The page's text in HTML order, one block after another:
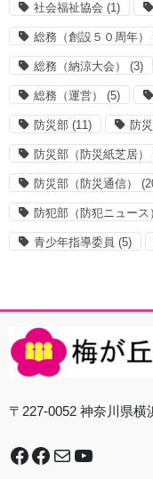
社会福祉協会 (1)
総務（創設５０周年）
総務（納涼大会） (3)
総務（運営） (5)
防災部 (11) 防
防災部（防災紙芝居）
防災部（防災通信）
防犯部（防犯ニュース
青少年指導委員 (5)
〒227-0052 神奈川県横
Facebook
谷本中学校地域防災拠点運営委員会MailYouTube